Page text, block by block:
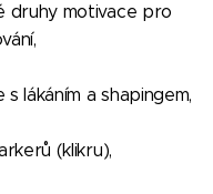
druhy motivace pro
lákáním a shapingem,
(klikru),